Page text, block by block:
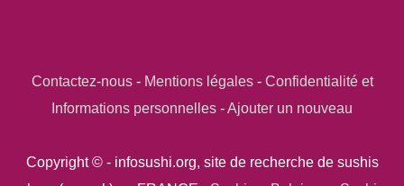
Contactez-nous- Mentions légales- Confidentialité et
Informations personnelles -Ajouter un nouveau
Copyright © - infosushi.org, site de recherche de sushis